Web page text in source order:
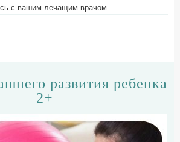
с вашим лечащим врачом.
развития ребенка
2+